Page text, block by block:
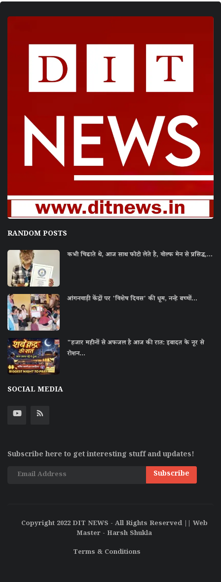
RANDOM POSTS
कभी चिढाते थे, आज साथ फोटो लेते है, वोल्फ मेन से प्रसिद्ध,...
आंगनवाड़ी केंद्रों पर 'विशेष दिवस' की धूम, नन्हे बच्चों...
"हजार महीनों से अफजल है आज की रात: इबादत के नूर से
रोशन...
SOCIAL MEDIA
Subscribe here to get interesting stuff and updates!
Subscribe
Copyright 2022 DIT NEWS - All Rights Reserved || Web
Master - Harsh Shukla
Terms & Conditions